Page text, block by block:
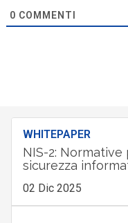
0 COMMENTI
WHITEPAPER
NIS-2:
sicurezza
02 Dic 2025